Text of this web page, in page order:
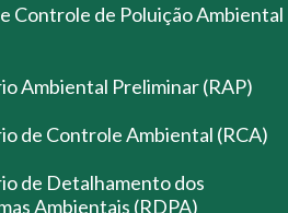
Controle de Poluição Ambiental
Ambiental Preliminar (RAP)
de Controle Ambiental (RCA)
de Detalhamento dos
Ambientais (RDPA)